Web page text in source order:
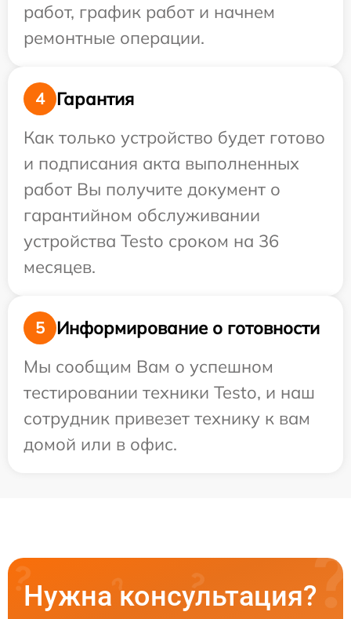
работ, график работ и начнем
ремонтные операции.
4
Гарантия
Как только устройство будет готово
и подписания акта выполненных
работ Вы получите документ о
гарантийном обслуживании
устройства Testo сроком на 36
месяцев.
5
Информирование о готовности
Мы сообщим Вам о успешном
тестировании техники Testo, и наш
сотрудник привезет технику к вам
домой или в офис.
Нужна консультация?